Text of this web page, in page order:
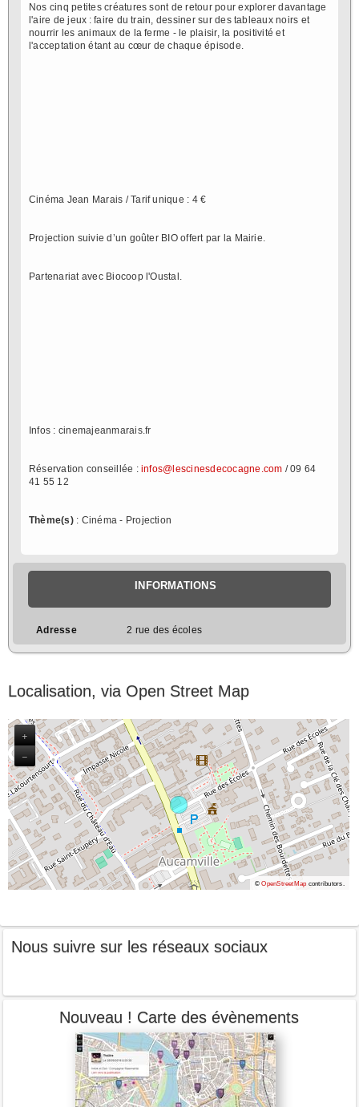
Nos cinq petites créatures sont de retour pour explorer davantage
l'aire de jeux : faire du train, dessiner sur des tableaux noirs et
nourrir les animaux de la ferme - le plaisir, la positivité et
l'acceptation étant au cœur de chaque épisode.
Cinéma Jean Marais / Tarif unique : 4 €
Projection suivie d’un goûter BIO offert par la Mairie.
Partenariat avec Biocoop l'Oustal.
Infos : cinemajeanmarais.fr
Réservation conseillée : infos@lescinesdecocagne.com / 09 64
41 55 12
Thème(s): Cinéma - Projection
INFORMATIONS
Adresse 2 rue des écoles
Localisation, via Open Street Map
+
−
©OpenStreetMap contributors.
Nous suivre sur les réseaux sociaux
Nouveau ! Carte des évènements